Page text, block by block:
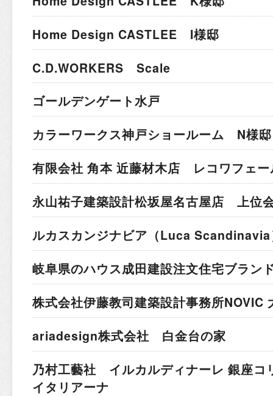
Home Design CASTLEE I様邸
C.D.WORKERS Scale
ゴールデンゲート水戸
カラーワークス神戸ショールーム N様邸
有限会社 角本 近藤材木店 レコワフェー
永山祐子建築設計松坂屋名古屋店 上位
ルカスカンジナビア （Luca
岐阜県のハウス成田建設注文住宅ブラン
株式会社伊藤教司建築設計事務所NOVIC
ariadesign株式会社 白金台の家
乃村工藝社 イルカルディナーレ 銀座
イタリアーナ